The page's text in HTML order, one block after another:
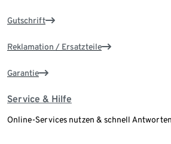
Gutschrift
Reklamation / Ersatzteile
Garantie
Service & Hilfe
Online-Services nutzen & schnell